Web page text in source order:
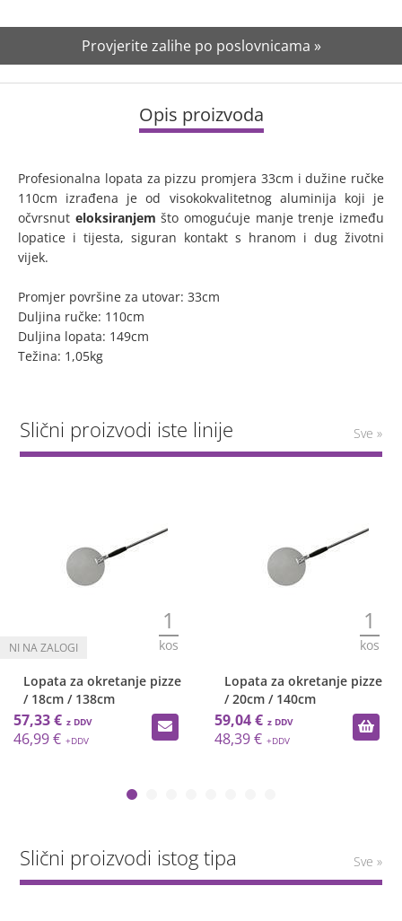
Provjerite zalihe po poslovnicama »
Opis proizvoda
Profesionalna lopata za pizzu promjera 33cm i dužine ručke
110cm izrađena je od visokokvalitetnog aluminija koji je
očvrsnut eloksiranjem što omogućuje manje trenje između
lopatice i tijesta, siguran kontakt s hranom i dug životni
vijek.
Promjer površine za utovar: 33cm
Duljina ručke: 110cm
Duljina lopata: 149cm
Težina: 1,05kg
Slični proizvodi iste linije Sve »
1
kos
Lopata za okretanje pizze
/ 18cm / 138cm
57,33 €
46,99 €
1
kos
Lopata za okretanje pizze
/ 20cm / 140cm
59,04 €
48,39 €
Slični proizvodi istog tipa Sve »